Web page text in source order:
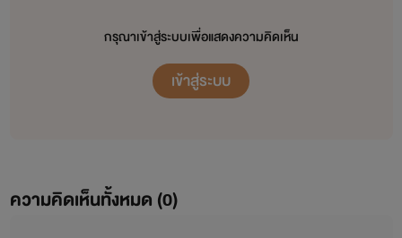
กรุณาเข้าสู่ระบบเพื่อแสดงความคิดเห็น
เข้าสู่ระบบ
ความคิดเห็นทั้งหมด (0)